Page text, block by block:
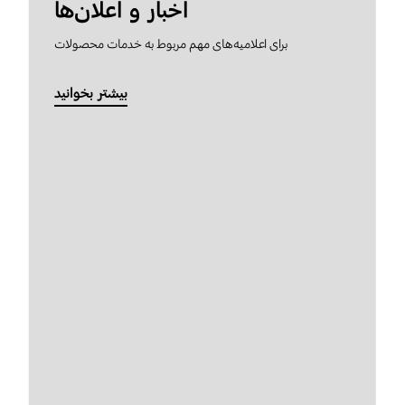
اخبار و اعلان‌ها
برای اعلامیه‌های مهم مربوط به خدمات محصولات
بیشتر بخوانید